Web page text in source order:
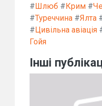
# Шлюб # Крим #
#Туреччина #Ялта
# Цивільна авіація
Гойя
Інші